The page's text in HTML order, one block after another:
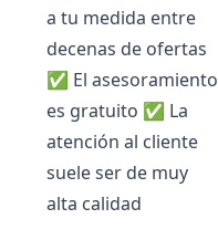
a tu medida entre
decenas de ofertas
✅ El asesoramiento
es gratuito ✅ La
atención al cliente
suele ser de muy
alta calidad